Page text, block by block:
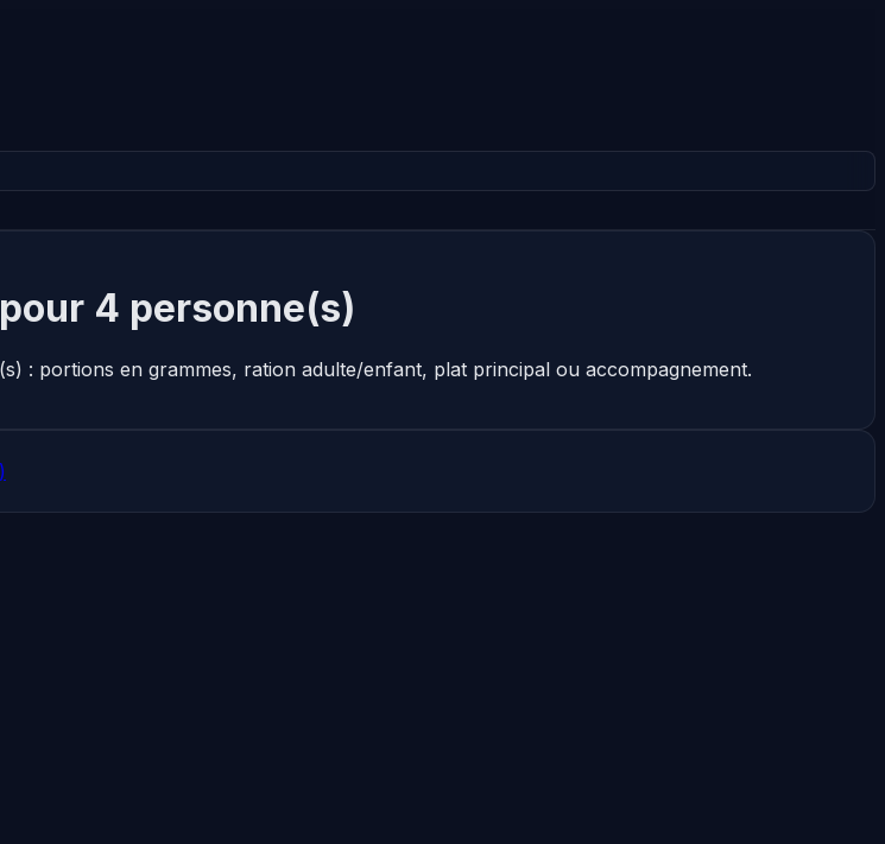
4 personne(s)
: portions en grammes, ration adulte/enfant, plat principal ou accompagnement.